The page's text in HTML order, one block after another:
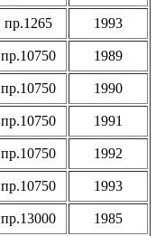
пр.1265 1993
пр.10750 1989
пр.10750 1990
пр.10750 1991
пр.10750 1992
пр.10750 1993
пр.13000 1985